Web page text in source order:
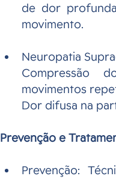
de dor
movimento.
Neuropatia
Compressão
movimentos
Dor difusa na
Prevenção e
Prevenção: